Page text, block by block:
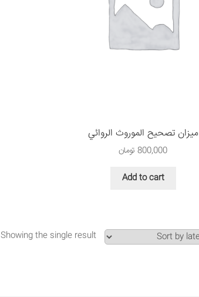
ميزان تصحيح الموروث الروائي
800,000 تومان
Add to cart
Showing the single result